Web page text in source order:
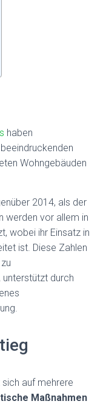
haben
Wohngebäuden
2014, als der
werden vor allem in
wobei ihr Einsatz in
ist. Diese Zahlen
unterstützt durch
auf mehrere
Maßnahmen